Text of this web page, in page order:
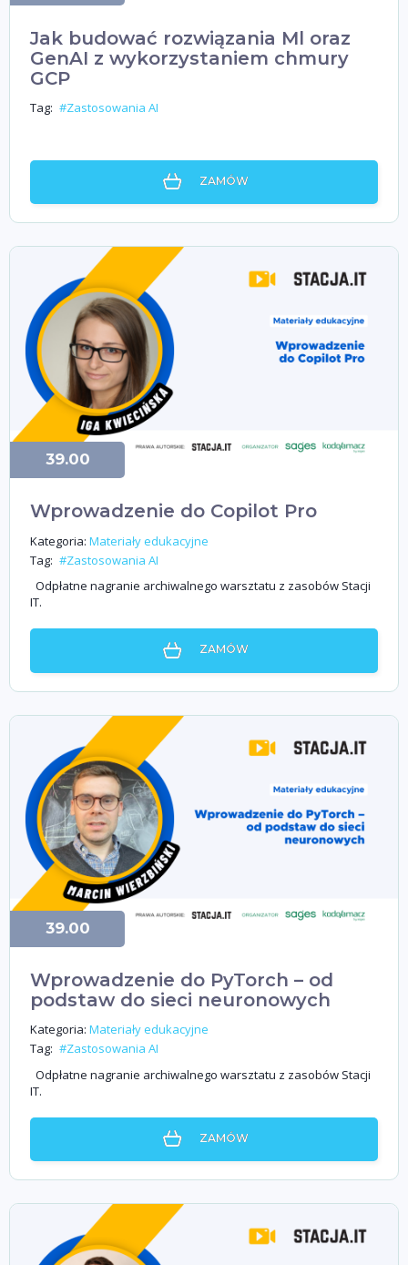
Jak budować rozwiązania Ml oraz
GenAI z wykorzystaniem chmury
GCP
Tag: #Zastosowania AI
ZAMÓW
Wprowadzenie do Copilot Pro
Kategoria: Materiały edukacyjne
Tag: #Zastosowania AI
Odpłatne nagranie archiwalnego warsztatu z zasobów Stacji
IT.
39.00
ZAMÓW
Wprowadzenie do PyTorch – od
podstaw do sieci neuronowych
Kategoria: Materiały edukacyjne
Tag: #Zastosowania AI
Odpłatne nagranie archiwalnego warsztatu z zasobów Stacji
IT.
39.00
ZAMÓW